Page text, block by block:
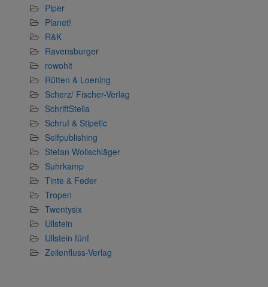
Piper
Planet!
R&K
Ravensburger
rowohlt
Rütten & Loening
Scherz/ Fischer-Verlag
SchriftStella
Schruf & Stipetic
Selfpublishing
Stefan Wollschläger
Suhrkamp
Tinte & Feder
Tropen
Twentysix
Ullstein
Ullstein fünf
Zeilenfluss-Verlag